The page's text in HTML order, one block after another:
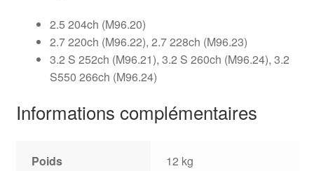
2.5 204ch (M96.20)
2.7 220ch (M96.22), 2.7 228ch (M96.23)
3.2 S 252ch (M96.21), 3.2 S 260ch (M96.24), 3.2
S550 266ch (M96.24)
Informations complémentaires
Poids 12 kg